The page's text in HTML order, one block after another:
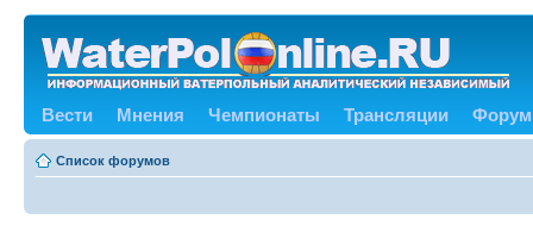
Вести Мнения Чемпионаты Трансляции Форум
Список форумов